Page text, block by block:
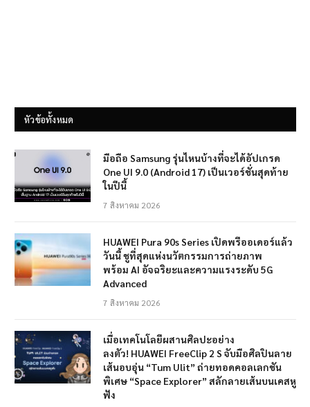
หัวข้อทั้งหมด
มือถือ Samsung รุ่นไหนบ้างที่จะได้อัปเกรด
One UI 9.0 (Android 17) เป็นเวอร์ชั่นสุดท้าย
ในปีนี้
7 สิงหาคม 2026
HUAWEI Pura 90s Series เปิดพรีออเดอร์แล้ว
วันนี้ ชูที่สุดแห่งนวัตกรรมการถ่ายภาพ
พร้อม AI อัจฉริยะและความแรงระดับ 5G
Advanced
7 สิงหาคม 2026
เมื่อเทคโนโลยีผสานศิลปะอย่าง
ลงตัว! HUAWEI FreeClip 2 S จับมือศิลปินลาย
เส้นอบอุ่น “Tum Ulit” ถ่ายทอดคอลเลกชัน
พิเศษ “Space Explorer” สลักลายเส้นบนเคสหู
ฟัง